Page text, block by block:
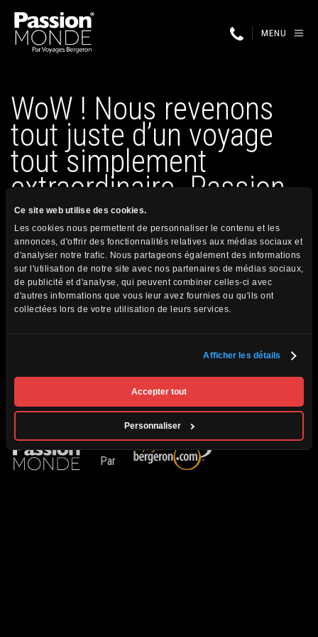
Ce site web utilise des cookies.
Les cookies nous permettent de personnaliser le contenu et les
annonces, d'offrir des fonctionnalités relatives aux médias sociaux et
d'analyser notre trafic. Nous partageons également des informations
sur l'utilisation de notre site avec nos partenaires de médias sociaux,
de publicité et d'analyse, qui peuvent combiner celles-ci avec
d'autres informations que vous leur avez fournies ou qu'ils ont
collectées lors de votre utilisation de leurs services.
Afficher les détails
Accepter tout
Personnaliser
MENU
WoW ! Nous revenons
tout juste d’un voyage
tout simplement
extraordinaire. Passion
Monde nous avais…
17 décembre 2024
Publié par
Politique de renseignements personnels
L’agence
Permis d'agence de voyage du Québec #750421 | Tous droits réservés ©
2026 Passion Monde.
Par